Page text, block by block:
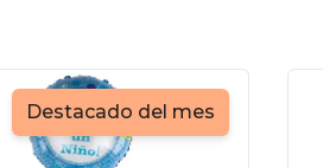
Destacado del mes